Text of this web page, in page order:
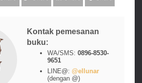
Kontak pemesanan
buku:
WA/SMS:0896-8530-
9651
LINE@:@ellunar
(dengan @)